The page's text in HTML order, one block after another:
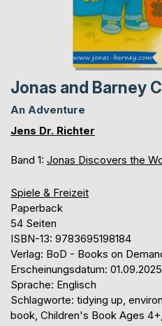
Jonas and Barney
An Adventure
Jens Dr. Richter
Band 1: Jonas Discovers the
Spiele & Freizeit
Paperback
54 Seiten
ISBN-13: 9783695198184
Verlag: BoD - Books on
Erscheinungsdatum: 01.09.2025
Sprache: Englisch
Schlagworte: tidying up,
book, Children's Book Ages